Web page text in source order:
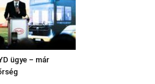
ügye – már